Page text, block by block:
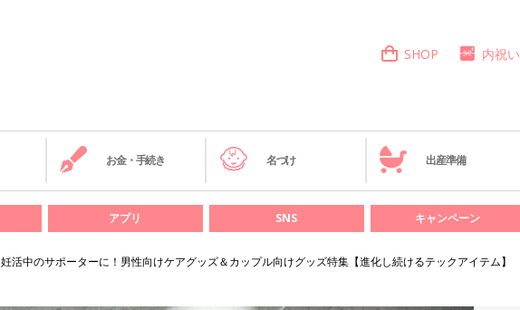
SHOP 内祝い
お金・手続き 名づけ 出産準備
アプリ SNS キャンペーン
妊活中のサポーターに！男性向けケアグッズ＆カップル向けグッズ特集【進化し続けるテックアイテム】